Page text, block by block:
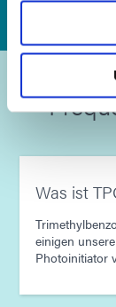
Was ist
einigen
Photoinitiator